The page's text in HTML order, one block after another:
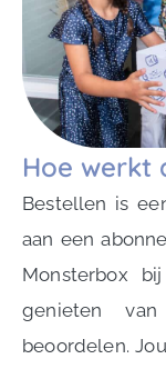
Hoe werkt
Bestellen is
aan een
Monsterbox
genieten
beoordelen.